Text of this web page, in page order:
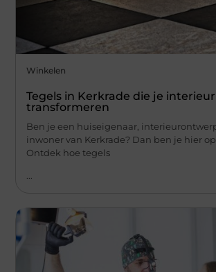
Winkelen
Tegels in Kerkrade die je interieur
transformeren
Ben je een huiseigenaar,
inwoner van Kerkrade? Dan ben je hier
Ontdek hoe tegels